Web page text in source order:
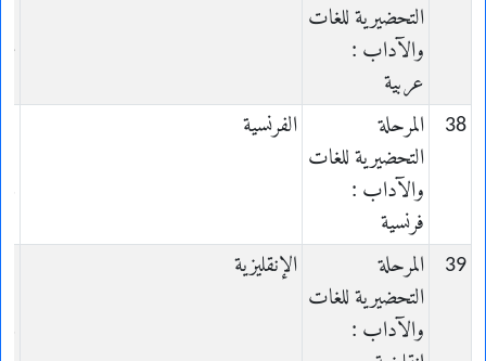
التحضيرية للغات
والآداب :
عربية
38
المرحلة
التحضيرية للغات
والآداب :
فرنسية
الفرنسية
39
المرحلة
التحضيرية للغات
والآداب :
الإنقليزية